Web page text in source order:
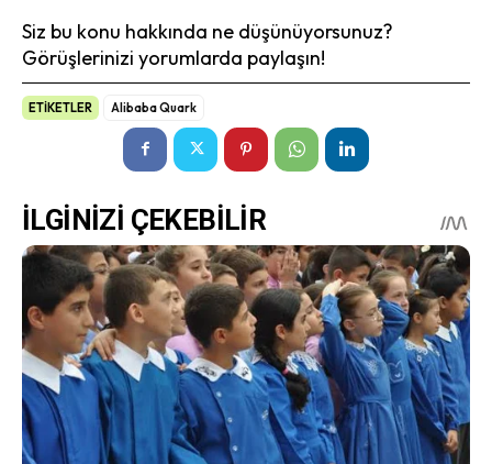
Siz bu konu hakkında ne düşünüyorsunuz?
Görüşlerinizi yorumlarda paylaşın!
ETİKETLER Alibaba Quark